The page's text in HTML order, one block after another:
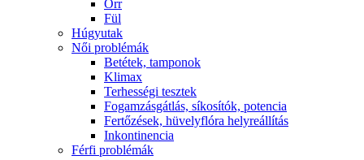
Orr
Fül
Húgyutak
Női problémák
Betétek, tamponok
Klimax
Terhességi tesztek
Fogamzásgátlás, síkosítók, potencia
Fertőzések, hüvelyflóra helyreállítás
Inkontinencia
Férfi problémák